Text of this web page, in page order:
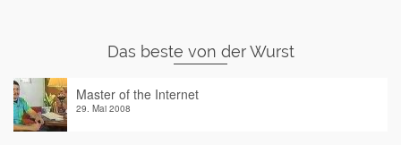
Das beste von der Wurst
Master of the Internet
29. Mai 2008